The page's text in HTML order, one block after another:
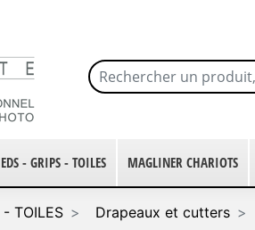
- GRIPS - TOILES MAGLINER CHARIOTS
- TOILES Drapeaux et cutters